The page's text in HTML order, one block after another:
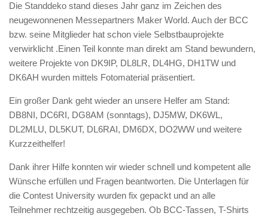
Die Standdeko stand dieses Jahr ganz im Zeichen des
neugewonnenen Messepartners Maker World. Auch der BCC
bzw. seine Mitglieder hat schon viele Selbstbauprojekte
verwirklicht .Einen Teil konnte man direkt am Stand bewundern,
weitere Projekte von DK9IP, DL8LR, DL4HG, DH1TW und
DK6AH wurden mittels Fotomaterial präsentiert.
Ein großer Dank geht wieder an unsere Helfer am Stand:
DB8NI, DC6RI, DG8AM (sonntags), DJ5MW, DK6WL,
DL2MLU, DL5KUT, DL6RAI, DM6DX, DO2WW und weitere
Kurzzeithelfer!
Dank ihrer Hilfe konnten wir wieder schnell und kompetent alle
Wünsche erfüllen und Fragen beantworten. Die Unterlagen für
die Contest University wurden fix gepackt und an alle
Teilnehmer rechtzeitig ausgegeben. Ob BCC-Tassen, T-Shirts